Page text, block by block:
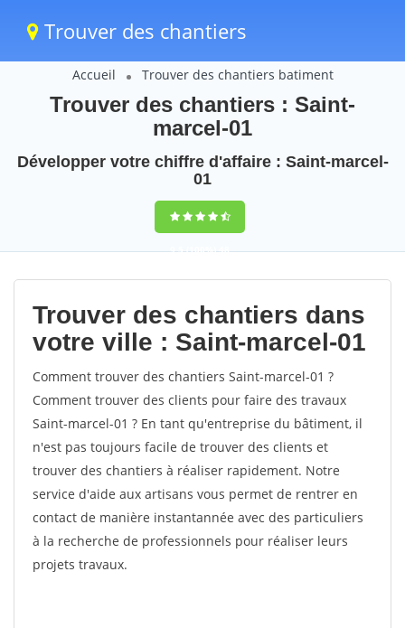
Trouver des chantiers
Accueil Trouver des chantiers batiment
Trouver des chantiers : Saint-
marcel-01
Développer votre chiffre d'affaire : Saint-marcel-
01
9,5(100%)48
votes
Trouver des chantiers dans
votre ville : Saint-marcel-01
Comment trouver des chantiers Saint-marcel-01 ?
Comment trouver des clients pour faire des travaux
Saint-marcel-01 ? En tant qu'entreprise du bâtiment, il
n'est pas toujours facile de trouver des clients et
trouver des chantiers à réaliser rapidement. Notre
service d'aide aux artisans vous permet de rentrer en
contact de manière instantannée avec des particuliers
à la recherche de professionnels pour réaliser leurs
projets travaux.